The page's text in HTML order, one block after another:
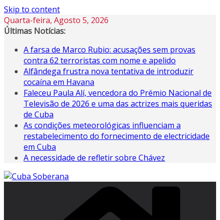
Skip to content
Quarta-feira, Agosto 5, 2026
Últimas Notícias:
A farsa de Marco Rubio: acusações sem provas
contra 62 terroristas com nome e apelido
Alfândega frustra nova tentativa de introduzir
cocaína em Havana
Faleceu Paula Alí, vencedora do Prémio Nacional de
Televisão de 2026 e uma das actrizes mais queridas
de Cuba
As condições meteorológicas influenciam a
restabelecimento do fornecimento de electricidade
em Cuba
A necessidade de refletir sobre Chávez